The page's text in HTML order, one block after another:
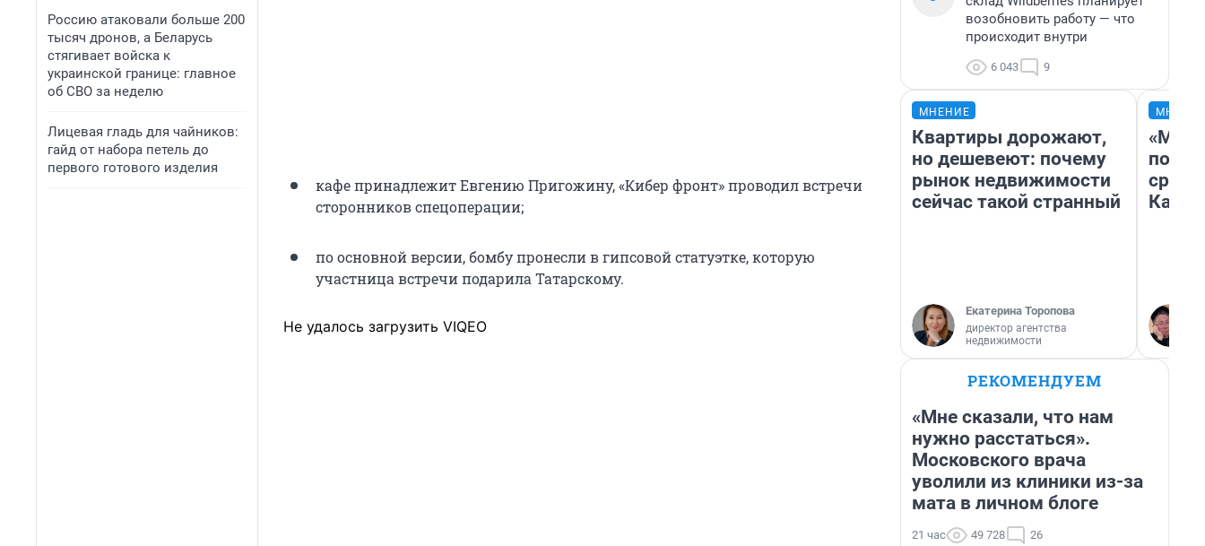
Россию атаковали больше 200
тысяч дронов, а Беларусь
стягивает войска к
украинской границе: главное
об СВО за неделю
Лицевая гладь для чайников:
гайд от набора петель до
первого готового изделия
кафе принадлежит Евгению Пригожину, «Кибер фронт» проводил встречи
сторонников спецоперации;
по основной версии, бомбу пронесли в гипсовой статуэтке, которую
участница встречи подарила Татарскому.
Не удалось загрузить VIQEO
возобновить работу — что
происходит внутри
6 043 9
МНЕНИЕ
Квартиры дорожают,
но дешевеют: почему
рынок недвижимости
сейчас такой странный
Екатерина Торопова
директор агентства
недвижимости
РЕКОМЕНДУЕМ
«Мне сказали, что нам
нужно расстаться».
Московского врача
уволили из клиники из-за
мата в личном блоге
21 час 49 728 26